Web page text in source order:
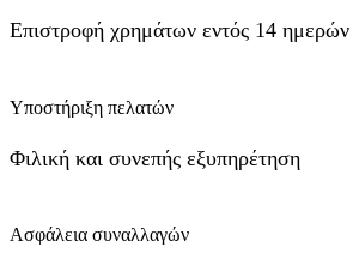
Επιστροφή χρημάτων εντός 14 ημερών
Υποστήριξη πελατών
Φιλική και συνεπής εξυπηρέτηση
Ασφάλεια συναλλαγών